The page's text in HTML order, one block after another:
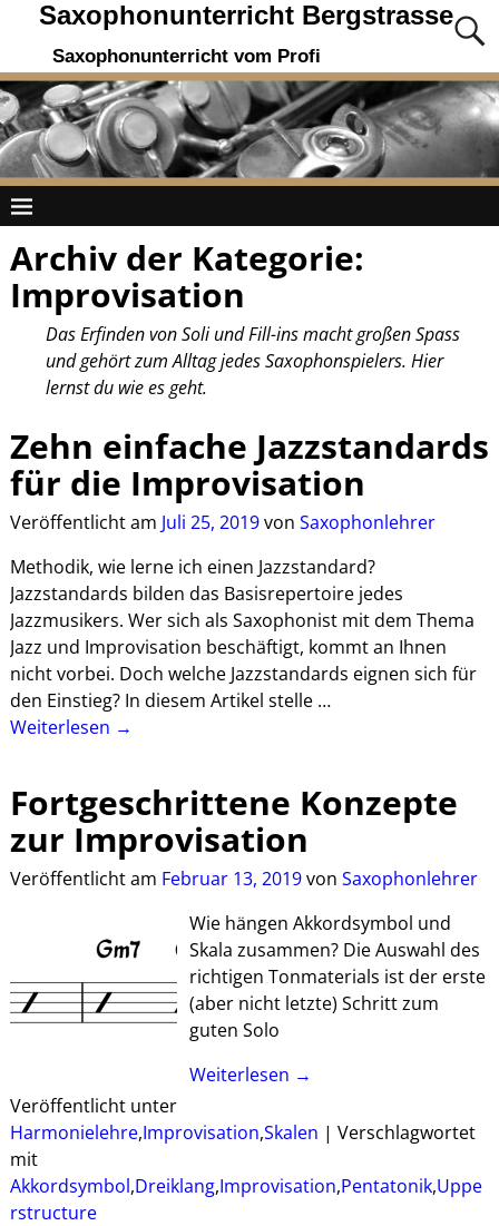
Saxophonunterricht Bergstrasse
Saxophonunterricht vom Profi
Archiv der Kategorie:
Improvisation
Das Erfinden von Soli und Fill-ins macht großen Spass
und gehört zum Alltag jedes Saxophonspielers. Hier
lernst du wie es geht.
Zehn einfache Jazzstandards
für die Improvisation
Veröffentlicht am Juli 25, 2019von Saxophonlehrer
Methodik, wie lerne ich einen Jazzstandard?
Jazzstandards bilden das Basisrepertoire jedes
Jazzmusikers. Wer sich als Saxophonist mit dem Thema
Jazz und Improvisation beschäftigt, kommt an Ihnen
nicht vorbei. Doch welche Jazzstandards eignen sich für
den Einstieg? In diesem Artikel stelle …
Weiterlesen →
Fortgeschrittene Konzepte
zur Improvisation
Veröffentlicht am Februar 13, 2019von Saxophonlehrer
Wie hängen Akkordsymbol und
Skala zusammen? Die Auswahl des
richtigen Tonmaterials ist der erste
(aber nicht letzte) Schritt zum
guten Solo
Weiterlesen →
Veröffentlicht unter
Harmonielehre,Improvisation,Skalen | Verschlagwortet
mit
Akkordsymbol,Dreiklang,Improvisation,Pentatonik,Uppe
rstructure